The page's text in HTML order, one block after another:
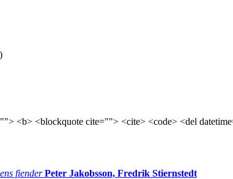
<b> <blockquote cite=""> <cite> <code> <del
fiender Peter Jakobsson, Fredrik Stiernstedt